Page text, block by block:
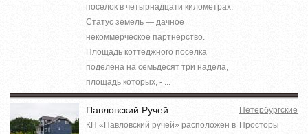
поселок в четырнадцати километрах.
Статус земель — дачное
некоммерческое партнерство.
Площадь коттеджного поселка
поделена на семьдесят три надела,
площадь которых, - ...
Павловский Ручей
КП «Павловский ручей» расположен в
Петербургские
Просторы